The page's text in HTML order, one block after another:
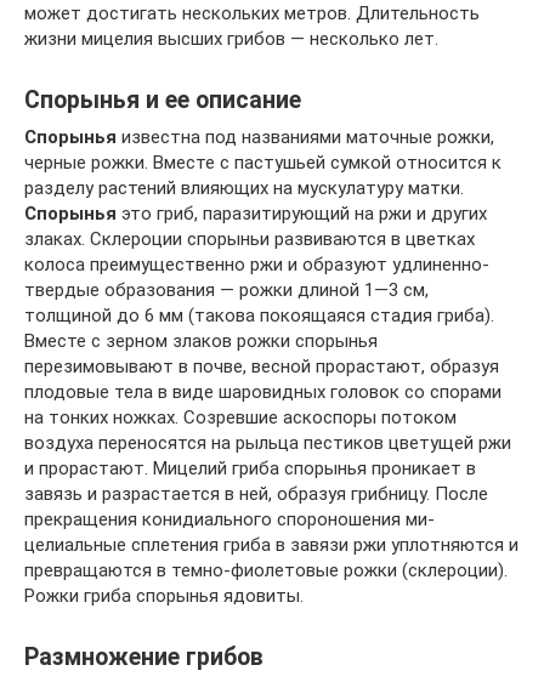
может достигать нескольких метров. Длительность
жизни мицелия высших грибов — несколько лет.
Спорынья и ее описание
Спорынья известна под названиями маточные рожки,
черные рожки. Вместе с пастушьей сумкой относится к
разделу растений влияющих на мускулатуру матки.
Спорынья это гриб, паразитирующий на ржи и других
злаках. Склероции спорыньи развиваются в цветках
колоса преимущественно ржи и образуют удлиненно-
твердые образования — рожки длиной 1—3 см,
толщиной до 6 мм (такова покоящаяся стадия гриба).
Вместе с зерном злаков рожки спорынья
перезимовывают в почве, весной прорастают, образуя
плодовые тела в виде шаровидных головок со спорами
на тонких ножках. Созревшие аскоспоры потоком
воздуха переносятся на рыльца пестиков цветущей ржи
и прорастают. Мицелий гриба спорынья проникает в
завязь и разрастается в ней, образуя грибницу. После
прекращения конидиального спороношения ми-
целиальные сплетения гриба в завязи ржи уплотняются и
превращаются в темно-фиолетовые рожки (склероции).
Рожки гриба спорынья ядовиты.
Размножение грибов